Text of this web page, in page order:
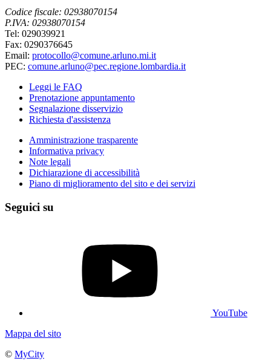
Codice fiscale: 02938070154
P.IVA: 02938070154
Tel: 029039921
Fax: 0290376645
Email: protocollo@comune.arluno.mi.it
PEC: comune.arluno@pec.regione.lombardia.it
Leggi le FAQ
Prenotazione appuntamento
Segnalazione disservizio
Richiesta d'assistenza
Amministrazione trasparente
Informativa privacy
Note legali
Dichiarazione di accessibilità
Piano di miglioramento del sito e dei servizi
Seguici su
YouTube
Mappa del sito
© MyCity